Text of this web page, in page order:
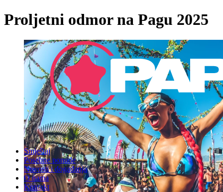
Smještaj
Posebne ponude
Novosti i događanja
O nama
Kontakt
Proljetni odmor na Pagu 2025